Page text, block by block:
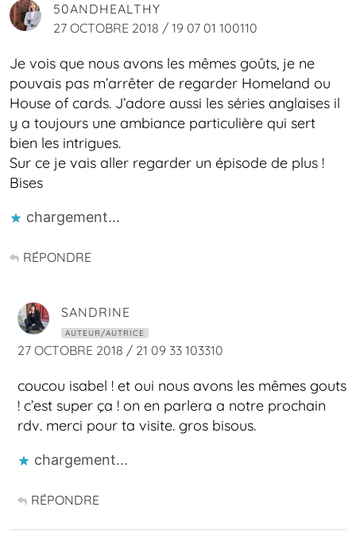
50ANDHEALTHY
27 OCTOBRE 2018 / 19 07 01 100110
Je vois que nous avons les mêmes goûts, je ne
pouvais pas m’arrêter de regarder Homeland ou
House of cards. J’adore aussi les séries anglaises il
y a toujours une ambiance particulière qui sert
bien les intrigues.
Sur ce je vais aller regarder un épisode de plus !
Bises
chargement…
RÉPONDRE
SANDRINE
AUTEUR/AUTRICE
27 OCTOBRE 2018 / 21 09 33 103310
coucou isabel ! et oui nous avons les mêmes gouts
! c’est super ça ! on en parlera a notre prochain
rdv. merci pour ta visite. gros bisous.
chargement…
RÉPONDRE